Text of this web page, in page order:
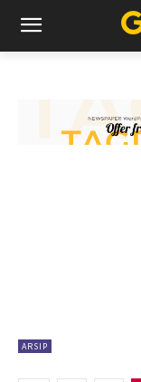
ARSIP